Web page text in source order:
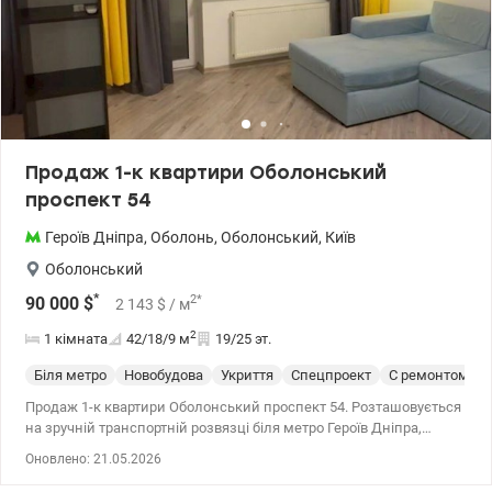
Продаж 1-к квартири Оболонський
проспект 54
Героїв Дніпра, Оболонь, Оболонський, Київ
Оболонський
90 000 $* 2 143 $ / м2*
1 кімната 42/18/9 м2 19/25 эт.
Біля метро Новобудова Укриття Спецпроект
С ремонтом
Продаж 1-к квартири Оболонський проспект 54. Розташовується
на зручній транспортній розвязці біля метро Героїв Дніпра,
Оновлено: 21.05.2026